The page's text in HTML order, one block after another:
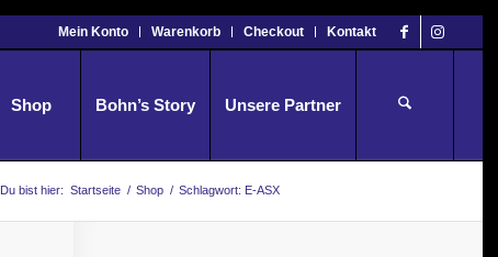
Mein Konto Warenkorb Checkout Kontakt
Shop Bohn’s Story Unsere Partner
Du bist hier: Startseite / Shop / Schlagwort: E-ASX